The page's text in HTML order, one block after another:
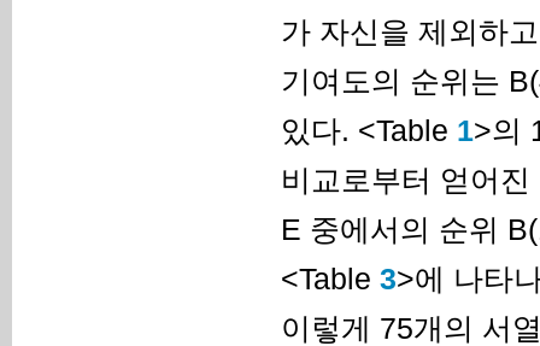
가 자신을 제외하
기여도의 순위는
있다. <Table 1>의
비교로부터 얻어
E 중에서의 순위
<Table 3>에 나타
이렇게 75개의 서